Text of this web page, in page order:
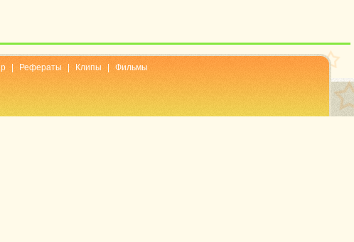
Рефераты Клипы
Фильмы